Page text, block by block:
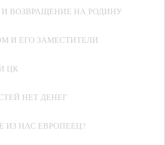
И ВОЗВРАЩЕНИЕ НА РОДИНУ
И ЕГО ЗАМЕСТИТЕЛИ
ЦК
НЕТ ДЕНЕГ
ИЗ НАС ЕВРОПЕЕЦ?